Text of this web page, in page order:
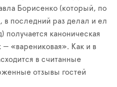
Борисенко (который, по
в последний раз делал и ел
получается каноническая
«варениковая». Как и в
в считанные
отзывы гостей